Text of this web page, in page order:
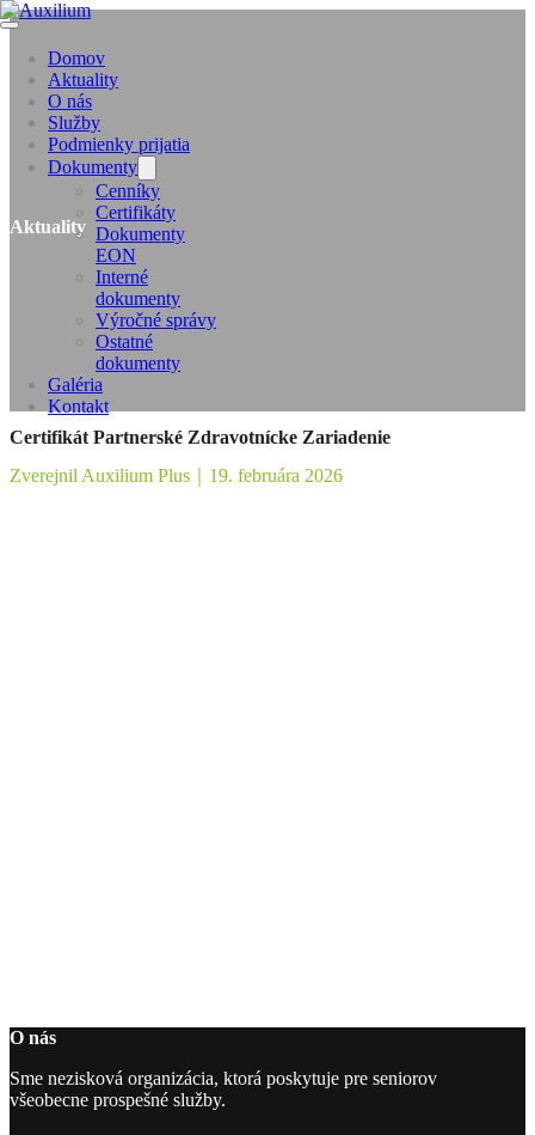
Domov
Aktuality
O nás
Služby
Podmienky prijatia
Dokumenty
Cenníky
Certifikáty
Dokumenty
EON
Interné
dokumenty
Výročné správy
Ostatné
dokumenty
Galéria
Kontakt
Aktuality
Certifikát Partnerské Zdravotnícke Zariadenie
Zverejnil Auxilium Plus
19. februára 2026
O nás
Sme nezisková organizácia, ktorá poskytuje pre seniorov
všeobecne prospešné služby.